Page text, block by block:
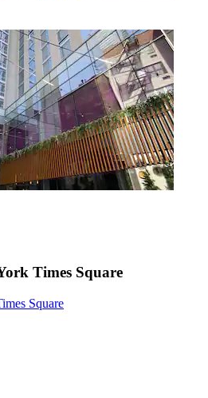
Times Square
Square